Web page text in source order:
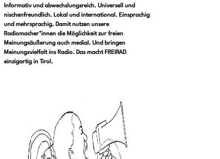
Informativ und abwechslungsreich. Universell und
nischenfreundlich. Lokal und international. Einsprachig
und mehrsprachig. Damit nutzen unsere
Radiomacher*innen die Möglichkeit zur freien
Meinungsäußerung auch medial. Und bringen
Meinungsvielfalt ins Radio. Das macht FREIRAD
einzigartig in Tirol.